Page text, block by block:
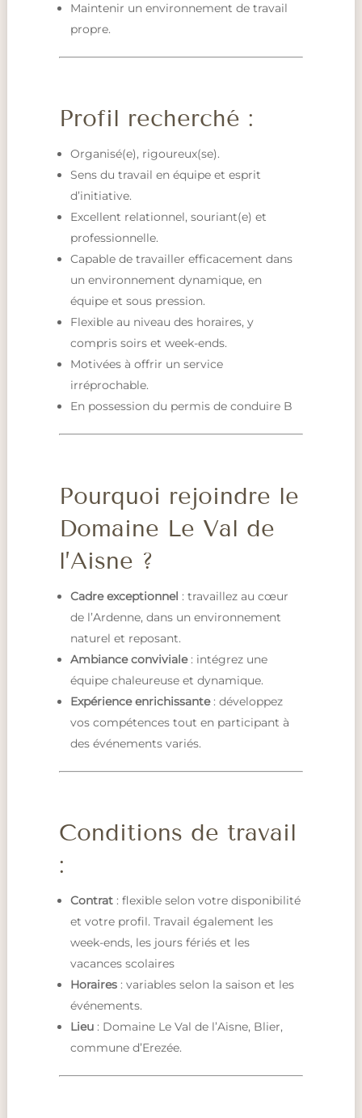
Maintenir un environnement de travail
propre.
Profil recherché :
Organisé(e), rigoureux(se).
Sens du travail en équipe et esprit
d’initiative.
Excellent relationnel, souriant(e) et
professionnelle.
Capable de travailler efficacement dans
un environnement dynamique, en
équipe et sous pression.
Flexible au niveau des horaires, y
compris soirs et week-ends.
Motivées à offrir un service
irréprochable.
En possession du permis de conduire B
Pourquoi rejoindre le
Domaine Le Val de
l’Aisne ?
Cadre exceptionnel : travaillez au cœur
de l’Ardenne, dans un environnement
naturel et reposant.
Ambiance conviviale: intégrez une
équipe chaleureuse et dynamique.
Expérience enrichissante: développez
vos compétences tout en participant à
des événements variés.
Conditions de travail
:
Contrat : flexible selon votre disponibilité
et votre profil. Travail également les
week-ends, les jours fériés et les
vacances scolaires
Horaires : variables selon la saison et les
événements.
Lieu : Domaine Le Val de l’Aisne, Blier,
commune d’Erezée.